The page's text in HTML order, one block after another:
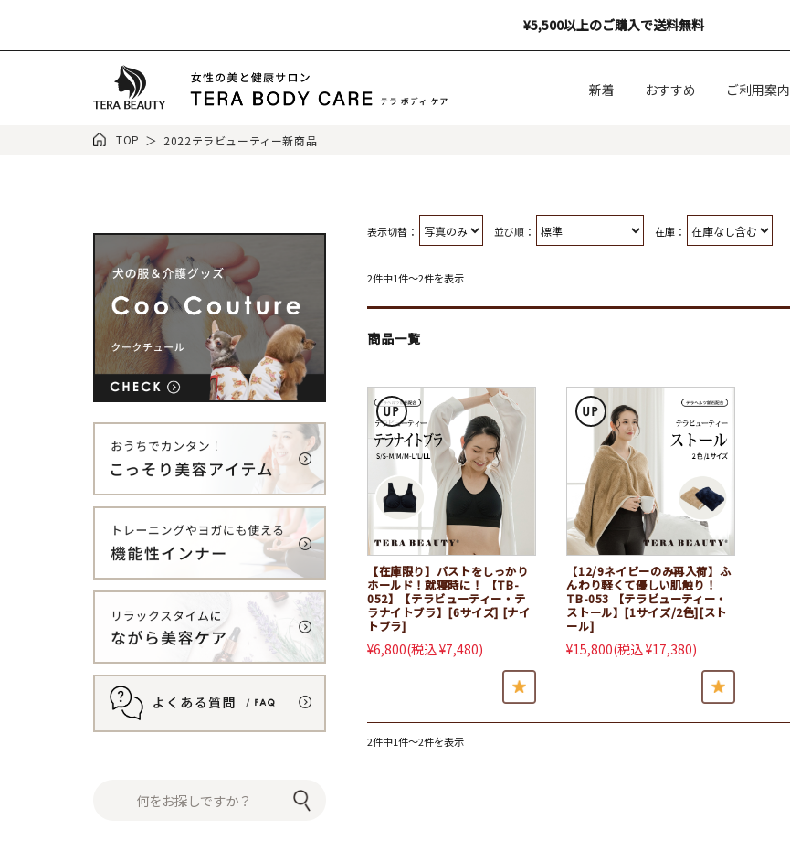
¥5,500以上のご購入で送料無料
新着 おすすめ ご利用案内
TOP 2022テラビューティー新商品
表示切替： 並び順： 在庫：
2件中1件～2件を表示
商品一覧
【在庫限り】バストをしっかり
ホールド！就寝時に！ 【TB-
052】【テラビューティー・テ
ラナイトブラ】[6サイズ] [ナイ
トブラ]
¥6,800(税込 ¥7,480)
【12/9ネイビーのみ再入荷】ふ
んわり軽くて優しい肌触り！
TB-053 【テラビューティー・
ストール】[1サイズ/2色][スト
ール]
¥15,800(税込 ¥17,380)
2件中1件～2件を表示